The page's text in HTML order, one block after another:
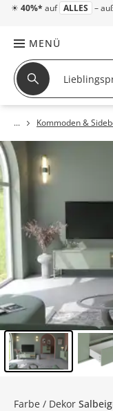
☀ 40%* auf ALLES –
MENÜ
Kommoden &
Farbe / Dekor